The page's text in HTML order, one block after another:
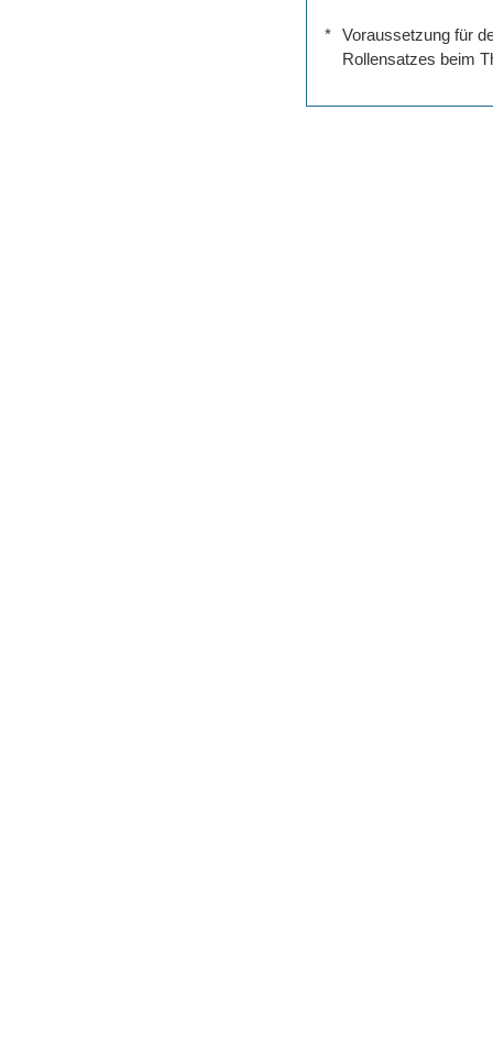
*
Voraussetzung für
Rollensatzes beim